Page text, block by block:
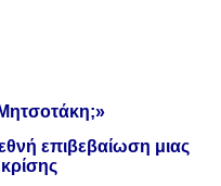
επιβεβαίωση μιας